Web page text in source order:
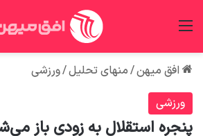
افق میهن/منهای تحلیل/ورزشی
ورزشی
پنجره استقلال به زودی باز